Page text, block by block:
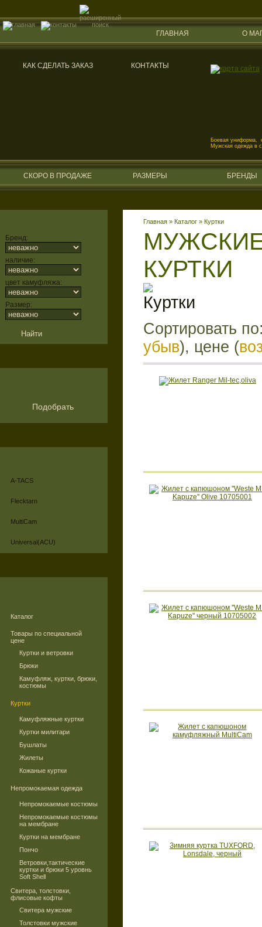
ГЛАВНАЯ О
КАК СДЕЛАТЬ ЗАКАЗ КОНТАКТЫ
Боевая униформа,
Мужская одежда в
СКОРО В ПРОДАЖЕ РАЗМЕРЫ БРЕНДЫ
Бренд:
наличие:
цвет камуфляжа:
Размер:
Подобрать
A-TACS
Flecktarn
MultiCam
Universal(ACU)
Каталог
Товары по специальной
цене
Куртки и ветровки
Брюки
Камуфляж, куртки, брюки,
костюмы
Куртки
Камуфляжные куртки
Куртки милитари
Бушлаты
Жилеты
Кожаные куртки
Непромокаемая одежда
Непромокаемые костюмы
Непромокаемые костюмы
на мембране
Куртки на мембране
Пончо
Ветровки,тактические
куртки и брюки 5 уровнь
Soft Shell
Свитера, толстовки,
флисовые кофты
Свитера мужские
Толстовки мужские
КУРТКИ
Главная » Каталог » Куртки
Сортировать
убыв), цене (